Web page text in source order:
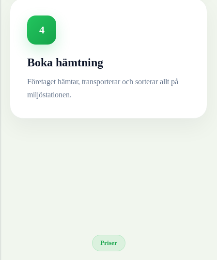
4
Boka hämtning
Företaget hämtar, transporterar och sorterar allt på
miljöstationen.
Priser